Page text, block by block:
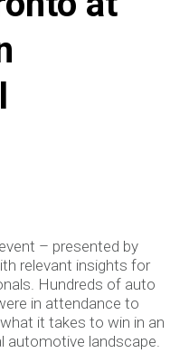
– presented by
relevant insights for
Hundreds of auto
in attendance to
it takes to win in an
automotive landscape.